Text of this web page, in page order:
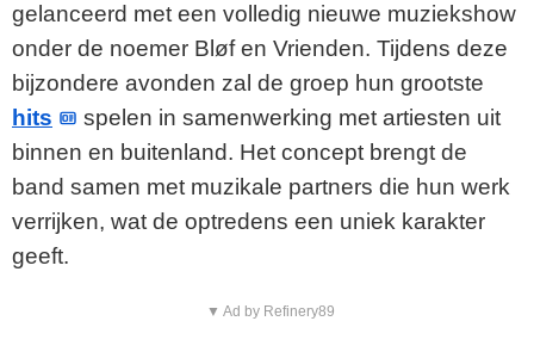
gelanceerd met een volledig nieuwe muziekshow
onder de noemer Bløf en Vrienden. Tijdens deze
bijzondere avonden zal de groep hun grootste
hits
spelen in samenwerking met artiesten uit
binnen en buitenland. Het concept brengt de
band samen met muzikale partners die hun werk
verrijken, wat de optredens een uniek karakter
geeft.
▼ Ad by Refinery89